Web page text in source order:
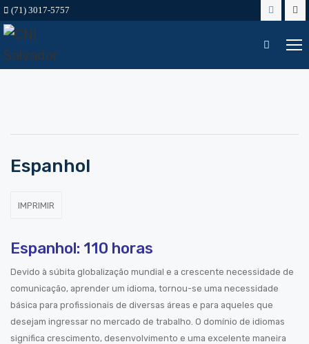
(71) 3017-5757
Espanhol
Espanhol: 110 horas
Devido à súbita globalização mundial e a crescente necessidade de
comunicação, aprender um idioma, tornou-se uma necessidade
básica para profissionais de diversas áreas e para aqueles que
desejam ingressar no mercado de trabalho. O domínio de idiomas
significa crescimento, desenvolvimento e uma excelente maneira